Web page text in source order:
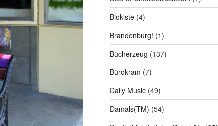
Biokiste(4)
Brandenburg! (1)
Bücherzeug (137)
Bürokram (7)
Daily Music(49)
Damals(TM) (54)